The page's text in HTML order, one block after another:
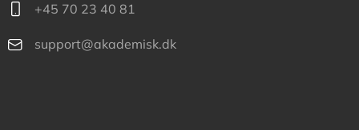
+45 70 23 40 81
support@akademisk.dk